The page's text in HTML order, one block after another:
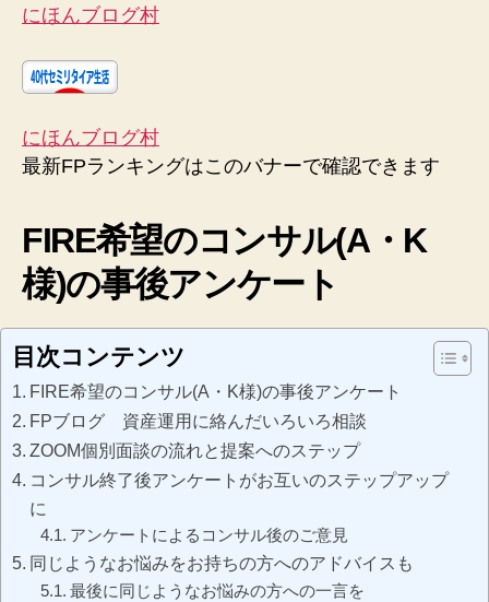
にほんブログ村
にほんブログ村
最新FPランキングはこのバナーで確認できます
FIRE希望のコンサル(A・K
様)の事後アンケート
目次コンテンツ
FIRE希望のコンサル(A・K様)の事後アンケート
FPブログ 資産運用に絡んだいろいろ相談
ZOOM個別面談の流れと提案へのステップ
コンサル終了後アンケートがお互いのステップアップ
に
アンケートによるコンサル後のご意見
同じようなお悩みをお持ちの方へのアドバイスも
最後に同じようなお悩みの方への一言を